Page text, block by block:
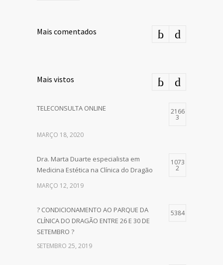
Mais comentados
Mais vistos
TELECONSULTA ONLINE 2166
3
MARÇO 18, 2020
Dra. Marta Duarte especialista em
Medicina Estética na Clínica do Dragão
1073
2
MARÇO 12, 2019
? CONDICIONAMENTO AO PARQUE DA
CLÍNICA DO DRAGÃO ENTRE 26 E 30 DE
SETEMBRO ?
5384
SETEMBRO 25, 2019